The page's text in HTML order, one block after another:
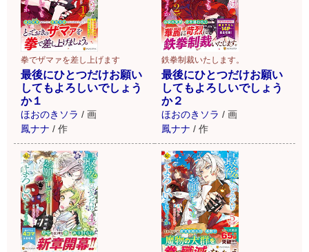
拳でザマァを差し上げます
最後にひとつだけお願い
してもよろしいでしょう
か１
ほおのきソラ / 画
鳳ナナ / 作
鉄拳制裁いたします。
最後にひとつだけお願い
してもよろしいでしょう
か２
ほおのきソラ / 画
鳳ナナ / 作